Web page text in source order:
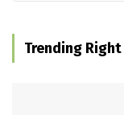
Trending Right